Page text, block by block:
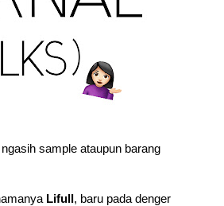
sample ataupun barang
Lifull, baru pada denger